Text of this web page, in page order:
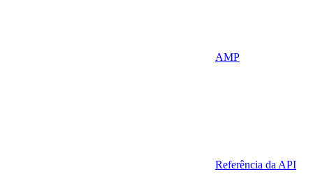
AMP
Referência da API